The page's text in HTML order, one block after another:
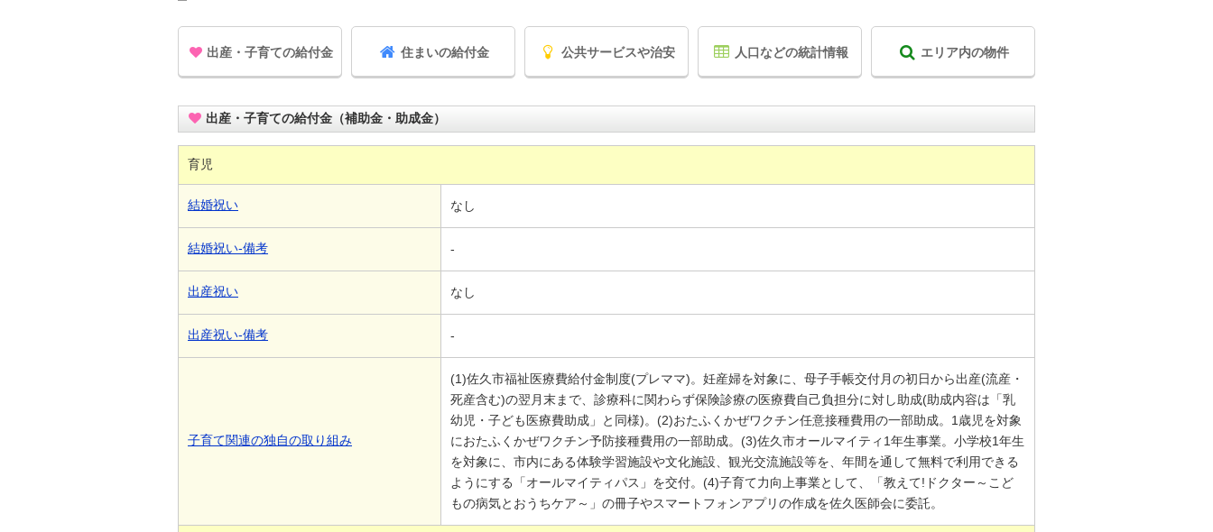
出産・子育ての給付金 住まいの給付金 公共サービスや治安 人口などの統計情報 エリア内の物件
出産・子育ての給付金（補助金・助成金）
育児
結婚祝い なし
結婚祝い-備考 -
出産祝い なし
出産祝い-備考 -
子育て関連の独自の取り組み
(1)佐久市福祉医療費給付金制度(プレママ)。妊産婦を対象に、母子手帳交付月の初日から出産(流産・
死産含む)の翌月末まで、診療科に関わらず保険診療の医療費自己負担分に対し助成(助成内容は「乳
幼児・子ども医療費助成」と同様)。(2)おたふくかぜワクチン任意接種費用の一部助成。1歳児を対象
におたふくかぜワクチン予防接種費用の一部助成。(3)佐久市オールマイティ1年生事業。小学校1年生
を対象に、市内にある体験学習施設や文化施設、観光交流施設等を、年間を通して無料で利用できる
ようにする「オールマイティパス」を交付。(4)子育て力向上事業として、「教えて!ドクター～こど
もの病気とおうちケア～」の冊子やスマートフォンアプリの作成を佐久医師会に委託。